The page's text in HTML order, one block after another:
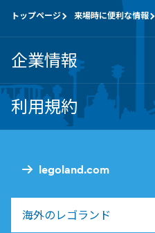
legoland.com
海外のレゴランド
トップページ 来場時に便利な情報
企業情報
利用規約